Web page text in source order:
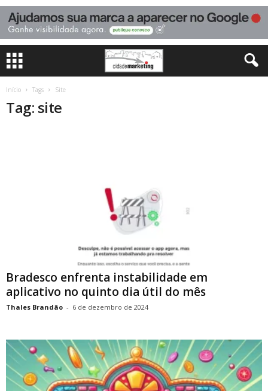
Início Tags Site
Tag: site
Bradesco enfrenta instabilidade em
aplicativo no quinto dia útil do mês
Thales Brandão - 6 de dezembro de 2024